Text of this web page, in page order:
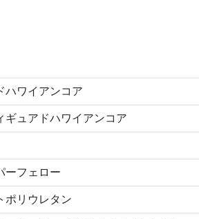
ハワイアンコア
ギュアドハワイアンコア
ーフェロー
ポリウレタン